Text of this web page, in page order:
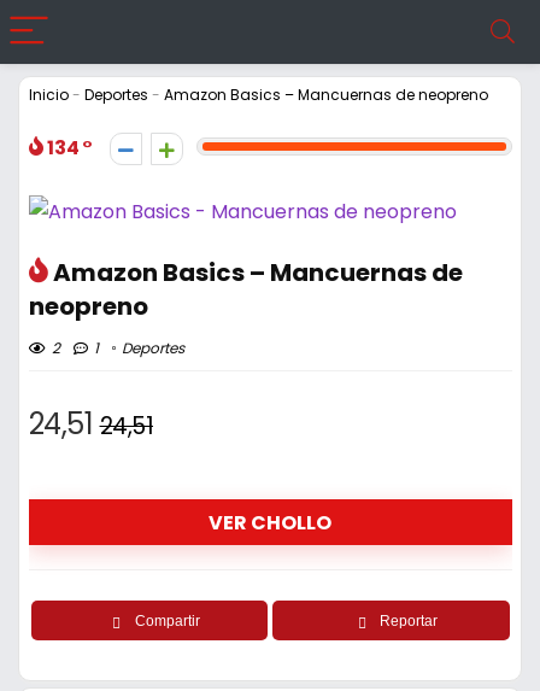
Inicio- Deportes - Amazon Basics – Mancuernas de neopreno
134
Amazon Basics – Mancuernas de
neopreno
2 1 Deportes
24,51 24,51
VER CHOLLO
Compartir Reportar